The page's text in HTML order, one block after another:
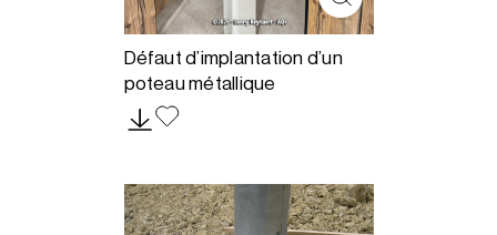
Défaut d’implantation d’un
poteau métallique